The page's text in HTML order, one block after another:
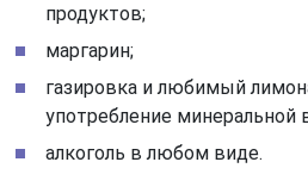
продуктов;
маргарин;
газировка и любимый
употребление минеральной
алкоголь в любом виде.